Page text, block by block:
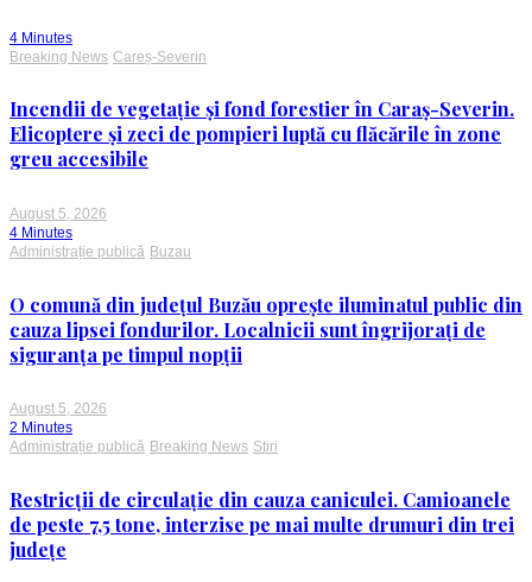
4 Minutes
Breaking News Careș-Severin
Incendii de vegetație și fond forestier în Caraș-Severin.
Elicoptere și zeci de pompieri luptă cu flăcările în zone
greu accesibile
August 5, 2026
4 Minutes
Administrație publică Buzau
O comună din județul Buzău oprește iluminatul public din
cauza lipsei fondurilor. Localnicii sunt îngrijorați de
siguranța pe timpul nopții
August 5, 2026
2 Minutes
Administrație publică Breaking News Stiri
Restricții de circulație din cauza caniculei. Camioanele
de peste 7,5 tone, interzise pe mai multe drumuri din trei
județe